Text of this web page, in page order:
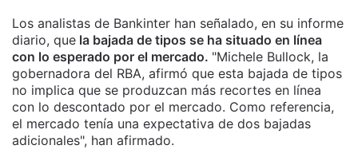
Los analistas de Bankinter han señalado, en su informe
diario, que la bajada de tipos se ha situado en línea
con lo esperado por el mercado. "Michele Bullock, la
gobernadora del RBA, afirmó que esta bajada de tipos
no implica que se produzcan más recortes en línea
con lo descontado por el mercado. Como referencia,
el mercado tenía una expectativa de dos bajadas
adicionales", han afirmado.